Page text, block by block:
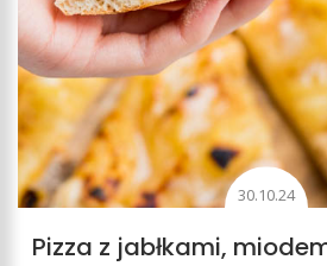
30.10.24
Pizza z jabłkami,